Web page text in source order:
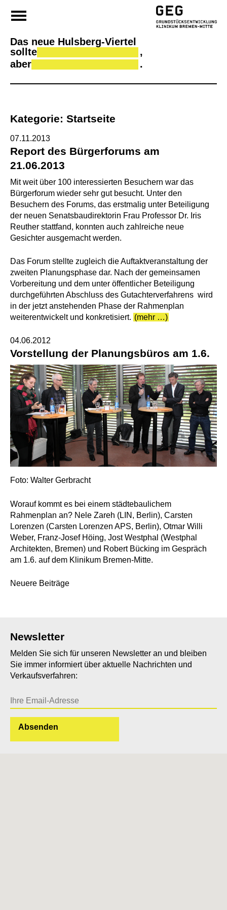
Das neue Hulsberg-Viertel
sollte
,
aber
.
Kategorie: Startseite
07.11.2013
Report des Bürgerforums am
21.06.2013
Mit weit über 100 interessierten Besuchern war das
Bürgerforum wieder sehr gut besucht. Unter den
Besuchern des Forums, das erstmalig unter Beteiligung
der neuen Senatsbaudirektorin Frau Professor Dr. Iris
Reuther stattfand, konnten auch zahlreiche neue
Gesichter ausgemacht werden.
Das Forum stellte zugleich die Auftaktveranstaltung der
zweiten Planungsphase dar. Nach der gemeinsamen
Vorbereitung und dem unter öffentlicher Beteiligung
durchgeführten Abschluss des Gutachterverfahrens wird
in der jetzt anstehenden Phase der Rahmenplan
weiterentwickelt und konkretisiert. (mehr …)
04.06.2012
Vorstellung der Planungsbüros am 1.6.
Foto: Walter Gerbracht
Worauf kommt es bei einem städtebaulichem
Rahmenplan an? Nele Zareh (LIN, Berlin), Carsten
Lorenzen (Carsten Lorenzen APS, Berlin), Otmar Willi
Weber, Franz-Josef Höing, Jost Westphal (Westphal
Architekten, Bremen) und Robert Bücking im Gespräch
am 1.6. auf dem Klinikum Bremen-Mitte.
Beitragsnavigation
Neuere Beiträge
Newsletter
Melden Sie sich für unseren Newsletter an und bleiben
Sie immer informiert über aktuelle Nachrichten und
Verkaufsverfahren: